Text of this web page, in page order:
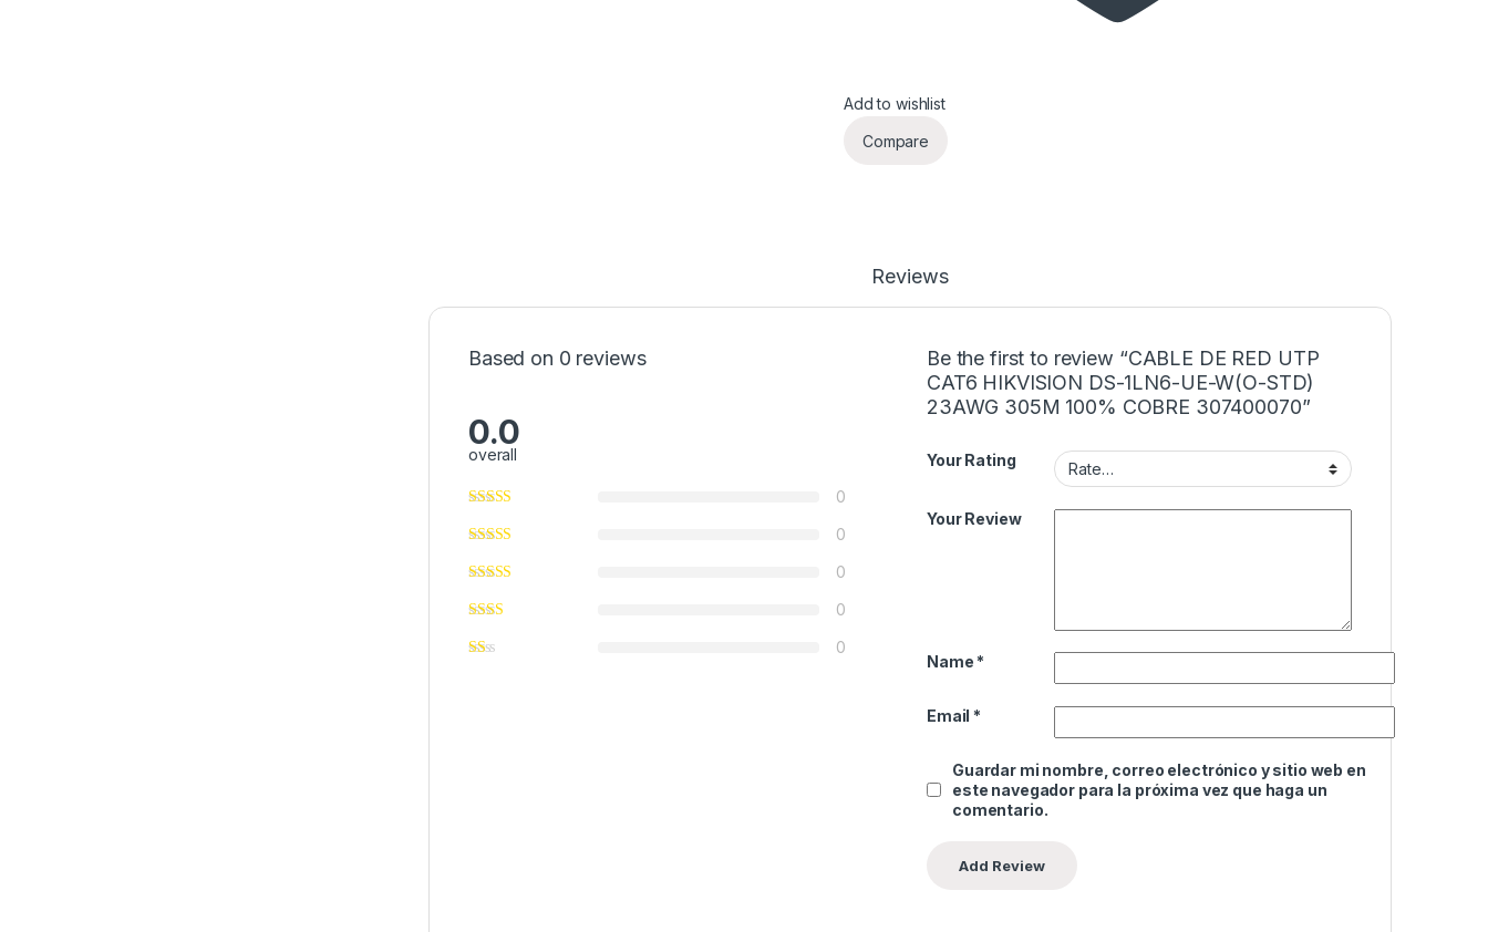
Add to wishlist
Compare
Reviews
Based on 0 reviews
0.0
overall
0
0
0
0
0
Be the first to review “CABLE DE RED UTP
CAT6 HIKVISION DS-1LN6-UE-W(O-STD)
23AWG 305M 100% COBRE 307400070”
Your Rating
Your Review
Name *
Email *
Guardar mi nombre, correo electrónico y sitio web en
este navegador para la próxima vez que haga un
comentario.